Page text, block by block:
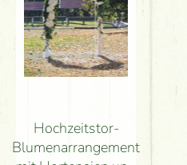
Hochzeitstor-
Blumenarrangement